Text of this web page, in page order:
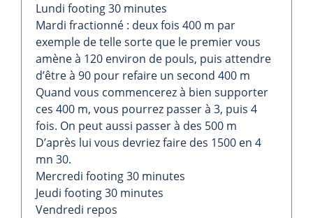
Lundi footing 30 minutes
Mardi fractionné : deux fois 400 m par
exemple de telle sorte que le premier vous
amène à 120 environ de pouls, puis attendre
d’être à 90 pour refaire un second 400 m
Quand vous commencerez à bien supporter
ces 400 m, vous pourrez passer à 3, puis 4
fois. On peut aussi passer à des 500 m
D’après lui vous devriez faire des 1500 en 4
mn 30.
Mercredi footing 30 minutes
Jeudi footing 30 minutes
Vendredi repos